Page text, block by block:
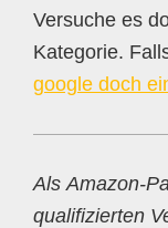
Versuche es
Kategorie.
google doch
Als Amazon-
qualifizierten